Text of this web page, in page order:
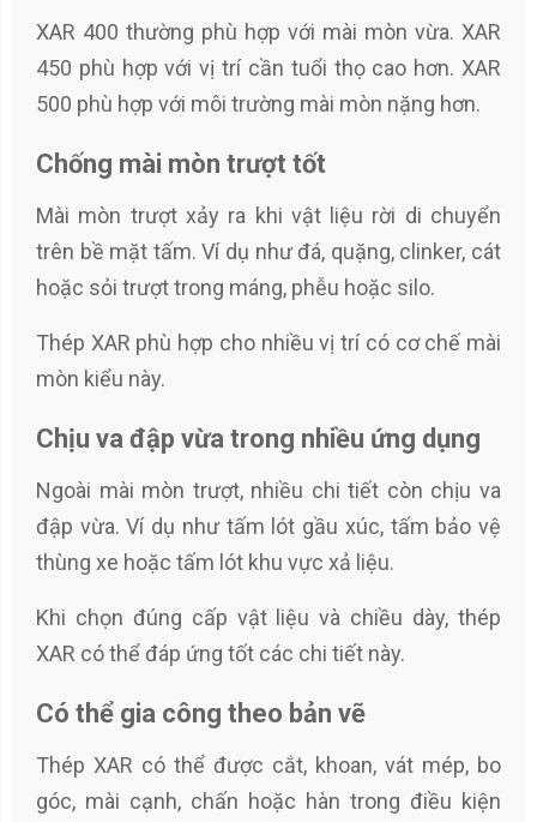
XAR 400 thường phù hợp với mài mòn vừa. XAR
450 phù hợp với vị trí cần tuổi thọ cao hơn. XAR
500 phù hợp với môi trường mài mòn nặng hơn.
Chống mài mòn trượt tốt
Mài mòn trượt xảy ra khi vật liệu rời di chuyển
trên bề mặt tấm. Ví dụ như đá, quặng, clinker, cát
hoặc sỏi trượt trong máng, phễu hoặc silo.
Thép XAR phù hợp cho nhiều vị trí có cơ chế mài
mòn kiểu này.
Chịu va đập vừa trong nhiều ứng dụng
Ngoài mài mòn trượt, nhiều chi tiết còn chịu va
đập vừa. Ví dụ như tấm lót gầu xúc, tấm bảo vệ
thùng xe hoặc tấm lót khu vực xả liệu.
Khi chọn đúng cấp vật liệu và chiều dày, thép
XAR có thể đáp ứng tốt các chi tiết này.
Có thể gia công theo bản vẽ
Thép XAR có thể được cắt, khoan, vát mép, bo
góc, mài cạnh, chấn hoặc hàn trong điều kiện